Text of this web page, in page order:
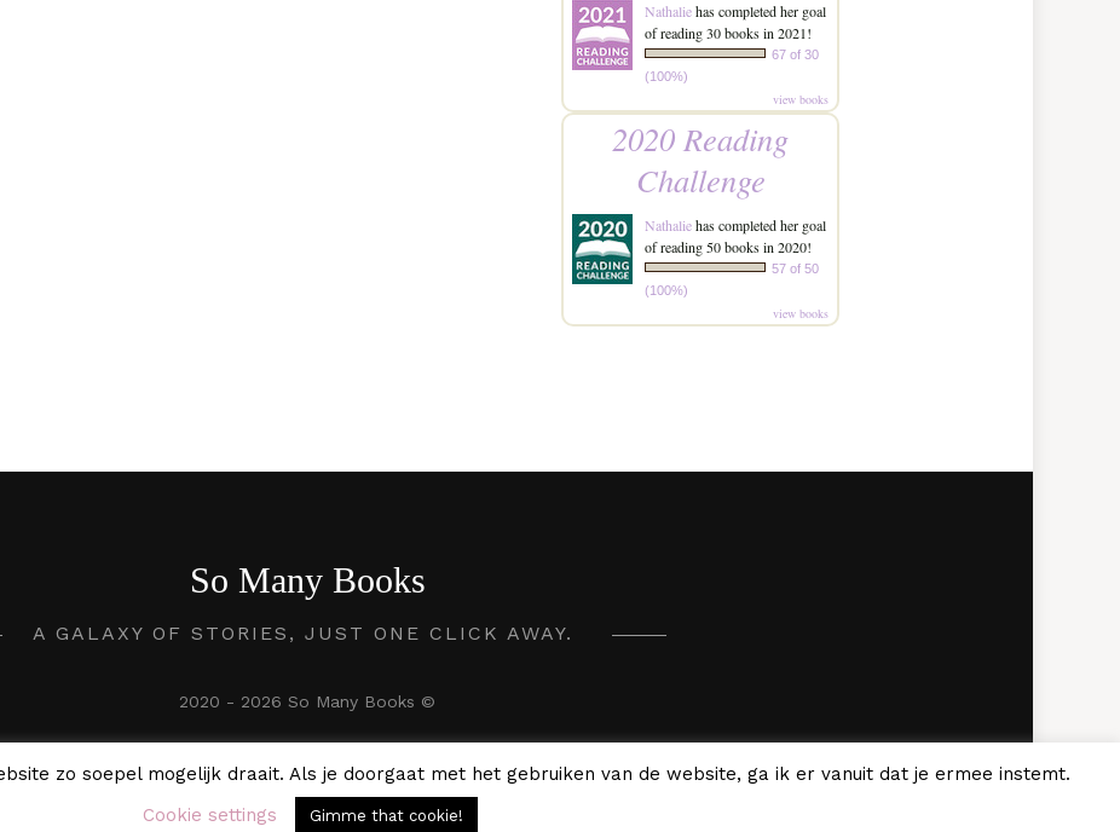
Nathaliehas completed her goal
of reading 30 books in 2021!
67 of 30
(100%)
view books
2020 Reading
Challenge
Nathaliehas completed her goal
of reading 50 books in 2020!
57 of 50
(100%)
view books
So Many Books
A GALAXY OF STORIES, JUST ONE CLICK AWAY.
2020 - 2026 So Many Books ©
zo soepel mogelijk draait. Als je doorgaat met het gebruiken van de website, ga ik er vanuit dat je ermee instemt.
Cookie settings
Gimme that cookie!